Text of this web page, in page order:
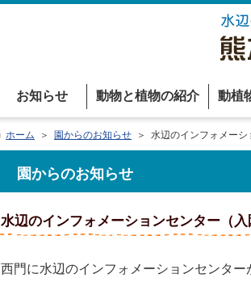
お知らせ 動物と植物の紹介 動植
ホーム ＞ 園からのお知らせ ＞ 水辺のインフォメーシ
園からのお知らせ
水辺のインフォメーションセンター（入
西門に水辺のインフォメーションセンター